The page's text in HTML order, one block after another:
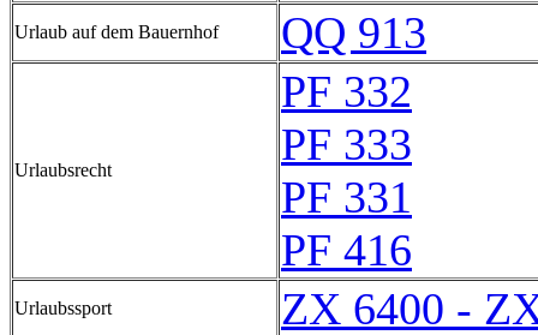
Urlaub auf dem Bauernhof QQ 913
Urlaubsrecht
PF 332
PF 333
PF 331
PF 416
Urlaubssport ZX 6400 -